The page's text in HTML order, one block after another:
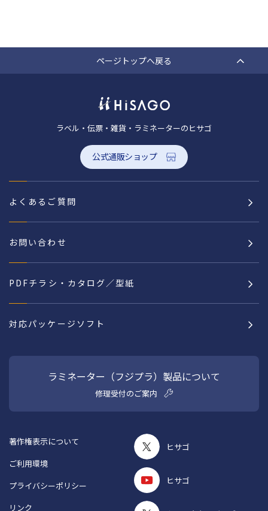
ページトップへ戻る
ラベル・伝票・雑貨・ラミネーターのヒサゴ
公式通販ショップ
よくあるご質問
お問い合わせ
PDFチラシ・カタログ／型紙
対応パッケージソフト
ラミネーター（フジプラ）製品について
修理受付のご案内
ヒサゴ
ヒサゴ
著作権表示について
ご利用環境
プライバシーポリシー
リンク